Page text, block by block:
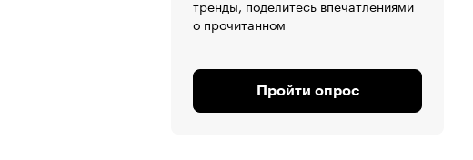
тренды, поделитесь впечатлениями
о прочитанном
Пройти опрос